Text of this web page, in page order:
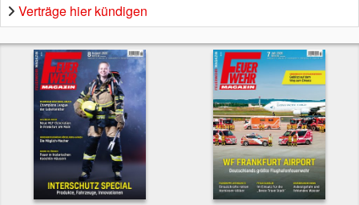
Verträge hier kündigen